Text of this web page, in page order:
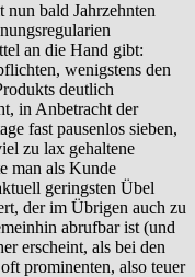
nun bald Jahrzehnten
an die Hand gibt:
wenigstens den
deutlich
in Anbetracht der
fast pausenlos sieben,
zu lax gehaltene
man als Kunde
geringsten Übel
der im Übrigen auch zu
abrufbar ist (und
erscheint, als bei den
prominenten, also teuer